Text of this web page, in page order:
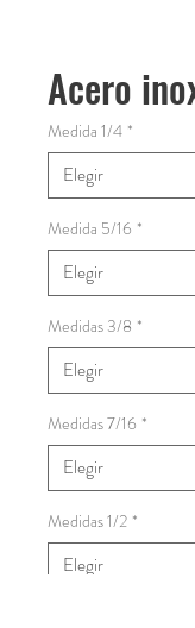
Acero
Medida 1/4 *
Elegir
Medida 5/16 *
Elegir
Medidas 3/8 *
Elegir
Medidas 7/16 *
Elegir
Medidas 1/2 *
Elegir